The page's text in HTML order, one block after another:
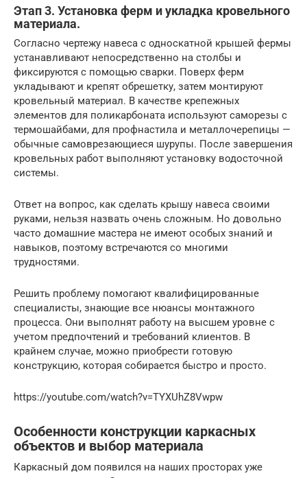
Этап 3. Установка ферм и укладка кровельного
материала.
Согласно чертежу навеса с односкатной крышей фермы
устанавливают непосредственно на столбы и
фиксируются с помощью сварки. Поверх ферм
укладывают и крепят обрешетку, затем монтируют
кровельный материал. В качестве крепежных
элементов для поликарбоната используют саморезы с
термошайбами, для профнастила и металлочерепицы —
обычные самоврезающиеся шурупы. После завершения
кровельных работ выполняют установку водосточной
системы.
Ответ на вопрос, как сделать крышу навеса своими
руками, нельзя назвать очень сложным. Но довольно
часто домашние мастера не имеют особых знаний и
навыков, поэтому встречаются со многими
трудностями.
Решить проблему помогают квалифицированные
специалисты, знающие все нюансы монтажного
процесса. Они выполнят работу на высшем уровне с
учетом предпочтений и требований клиентов. В
крайнем случае, можно приобрести готовую
конструкцию, которая собирается быстро и просто.
https://youtube.com/watch?v=TYXUhZ8Vwpw
Особенности конструкции каркасных
объектов и выбор материала
Каркасный дом появился на наших просторах уже